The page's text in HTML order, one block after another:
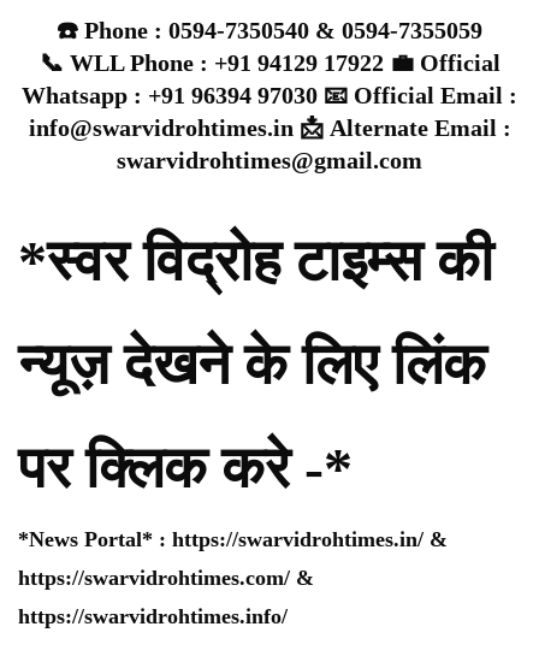
☎️ Phone : 0594-7350540 & 0594-7355059
📞 WLL Phone : +91 94129 17922 💼 Official
Whatsapp : +91 96394 97030 📧 Official Email :
info@swarvidrohtimes.in 📩 Alternate Email :
swarvidrohtimes@gmail.com
*स्वर विद्रोह टाइम्स की
न्यूज़ देखने के लिए लिंक
पर क्लिक करे -*
*News Portal* : https://swarvidrohtimes.in/ &
https://swarvidrohtimes.com/ &
https://swarvidrohtimes.info/